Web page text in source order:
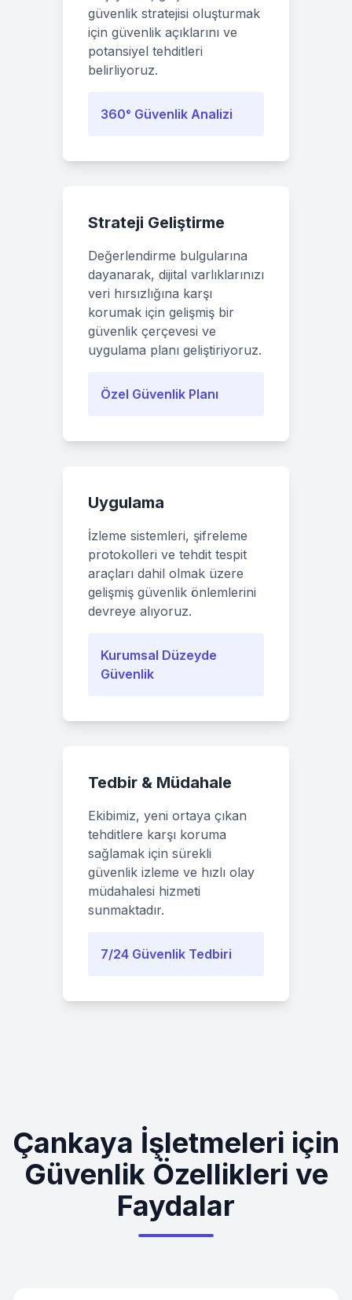
güvenlik stratejisi oluşturmak
için güvenlik açıklarını ve
potansiyel tehditleri
belirliyoruz.
360° Güvenlik Analizi
Strateji Geliştirme
Değerlendirme bulgularına
dayanarak, dijital varlıklarınızı
veri hırsızlığına karşı
korumak için gelişmiş bir
güvenlik çerçevesi ve
uygulama planı geliştiriyoruz.
Özel Güvenlik Planı
Uygulama
İzleme sistemleri, şifreleme
protokolleri ve tehdit tespit
araçları dahil olmak üzere
gelişmiş güvenlik önlemlerini
devreye alıyoruz.
Kurumsal Düzeyde
Güvenlik
Tedbir & Müdahale
Ekibimiz, yeni ortaya çıkan
tehditlere karşı koruma
sağlamak için sürekli
güvenlik izleme ve hızlı olay
müdahalesi hizmeti
sunmaktadır.
7/24 Güvenlik Tedbiri
Çankaya İşletmeleri için
Güvenlik Özellikleri ve
Faydalar